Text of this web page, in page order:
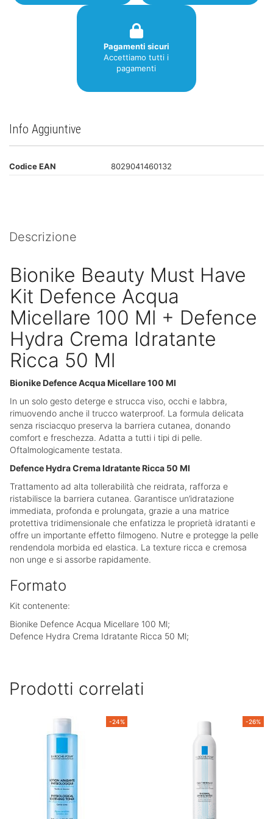
Pagamenti sicuri
Accettiamo tutti i
pagamenti
Info Aggiuntive
Codice EAN 8029041460132
Descrizione
Bionike Beauty Must Have
Kit Defence Acqua
Micellare 100 Ml + Defence
Hydra Crema Idratante
Ricca 50 Ml
Bionike Defence Acqua Micellare 100 Ml
In un solo gesto deterge e strucca viso, occhi e labbra,
rimuovendo anche il trucco waterproof. La formula delicata
senza risciacquo preserva la barriera cutanea, donando
comfort e freschezza. Adatta a tutti i tipi di pelle.
Oftalmologicamente testata.
Defence Hydra Crema Idratante Ricca 50 Ml
Trattamento ad alta tollerabilità che reidrata, rafforza e
ristabilisce la barriera cutanea. Garantisce un’idratazione
immediata, profonda e prolungata, grazie a una matrice
protettiva tridimensionale che enfatizza le proprietà idratanti e
offre un importante effetto filmogeno. Nutre e protegge la pelle
rendendola morbida ed elastica. La texture ricca e cremosa
non unge e si assorbe rapidamente.
Formato
Kit contenente:
Bionike Defence Acqua Micellare 100 Ml;
Defence Hydra Crema Idratante Ricca 50 Ml;
Prodotti correlati
-24% -26%